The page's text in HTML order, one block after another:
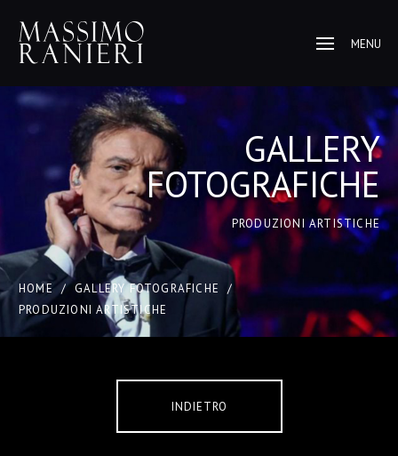
MENU
GALLERY
FOTOGRAFICHE
PRODUZIONI ARTISTICHE
HOME / GALLERY FOTOGRAFICHE
/
PRODUZIONI ARTISTICHE
INDIETRO